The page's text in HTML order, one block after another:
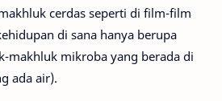
cerdas seperti di film-film
di sana hanya berupa
makhluk mikroba yang berada di
ada air).